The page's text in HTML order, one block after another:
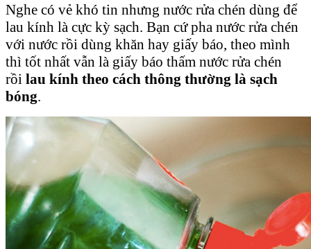
Nghe có vẻ khó tin nhưng nước rửa chén dùng để
lau kính là cực kỳ sạch. Bạn cứ pha nước rửa chén
với nước rồi dùng khăn hay giấy báo, theo mình
thì tốt nhất vẫn là giấy báo thấm nước rửa chén
rồi lau kính theo cách thông thường là sạch
bóng.